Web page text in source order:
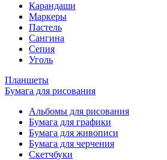
Карандаши
Маркеры
Пастель
Сангина
Сепия
Уголь
Планшеты
Бумага для рисования
Альбомы для рисования
Бумага для графики
Бумага для живописи
Бумага для черчения
Скетчбуки